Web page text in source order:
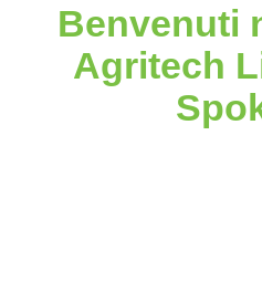
Benvenuti
Agritech